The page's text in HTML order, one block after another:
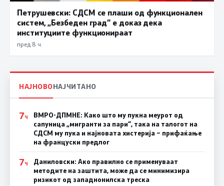
Петрушевски: СДСМ се плаши од функционален
систем, „Безбеден град“ е доказ дека
институциите функционираат
пред 8 ч.
НАЈНОВОНАЈЧИТАНО
7Ч
ВМРО-ДПМНЕ: Како што му пукна меурот од
сапуница „мигранти за пари“, така на талогот на
СДСМ му пука и најновата хистерија – прифаќање
на француски предлог
7Ч
Даниловски: Ако правилно се применуваат
методите на заштита, може да се минимизира
ризикот од западнонилска треска